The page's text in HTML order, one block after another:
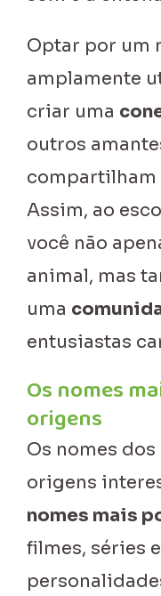
Optar por um
amplamente
criar uma
outros
compartilham
Assim, ao
você não
animal, mas
uma
entusiastas
Os nomes
origens
Os nomes
origens
nomes mais
filmes, séries